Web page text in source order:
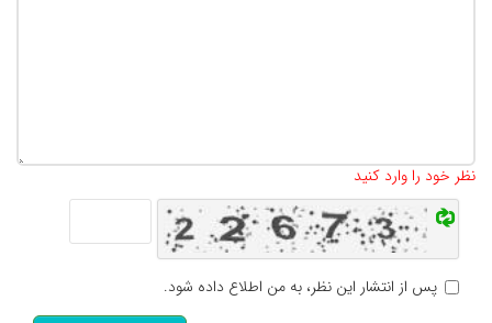
نظر خود را وارد کنید
پس از انتشار این نظر، به من اطلاع داده شود.